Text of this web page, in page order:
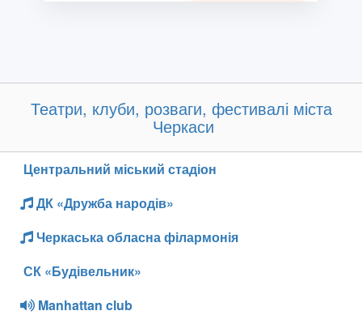
Театри, клуби, розваги, фестивалі міста
Черкаси
Центральний міський стадіон
ДК «Дружба народів»
Черкаська обласна філармонія
СК «Будівельник»
Manhattan club